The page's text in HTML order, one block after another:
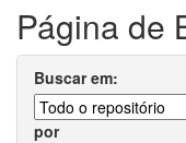
Página de
Buscar em:
por